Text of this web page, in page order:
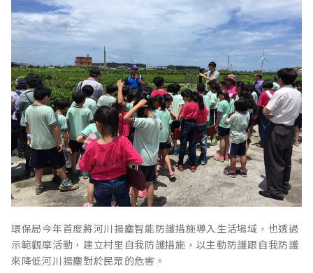
環保局今年首度將河川揚塵智能防護措施導入生活場域，也透過
示範觀摩活動，建立村里自我防護措施，以主動防護跟自我防護
來降低河川揚塵對於民眾的危害。